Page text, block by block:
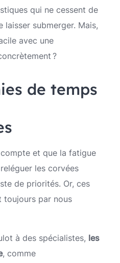
qui ne cessent de
submerger. Mais,
avec une
?
de temps
et que la fatigue
les corvées
de priorités. Or, ces
toujours par nous
à des spécialistes, les
, comme